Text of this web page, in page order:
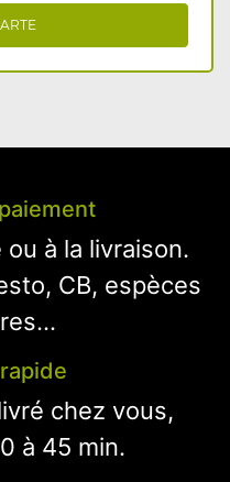
à la livraison.
CB, espèces
chez vous,
à 45 min.